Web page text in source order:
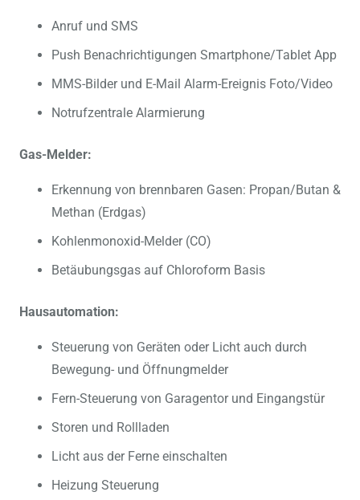
Anruf und SMS
Push Benachrichtigungen Smartphone/Tablet App
MMS-Bilder und E-Mail Alarm-Ereignis Foto/Video
Notrufzentrale Alarmierung
Gas-Melder:
Erkennung von brennbaren Gasen: Propan/Butan &
Methan (Erdgas)
Kohlenmonoxid-Melder (CO)
Betäubungsgas auf Chloroform Basis
Hausautomation:
Steuerung von Geräten oder Licht auch durch
Bewegung- und Öffnungmelder
Fern-Steuerung von Garagentor und Eingangstür
Storen und Rollladen
Licht aus der Ferne einschalten
Heizung Steuerung